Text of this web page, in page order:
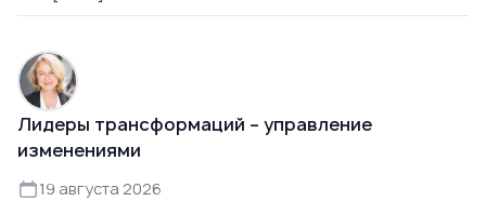
Лидеры трансформаций – управление
изменениями
19 августа 2026